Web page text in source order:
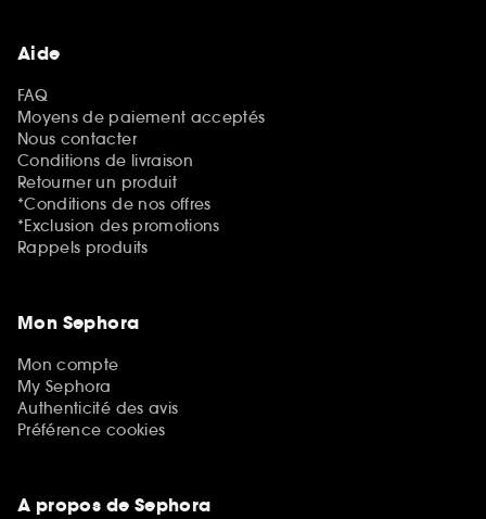
Aide
FAQ
Moyens de paiement acceptés
Nous contacter
Conditions de livraison
Retourner un produit
*Conditions de nos offres
*Exclusion des promotions
Rappels produits
Mon Sephora
Mon compte
My Sephora
Authenticité des avis
Préférence cookies
A propos de Sephora